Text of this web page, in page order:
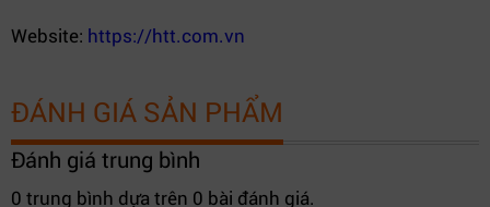
Website: https://htt.com.vn
ĐÁNH GIÁ SẢN PHẨM
Đánh giá trung bình
0 trung bình dựa trên 0 bài đánh giá.